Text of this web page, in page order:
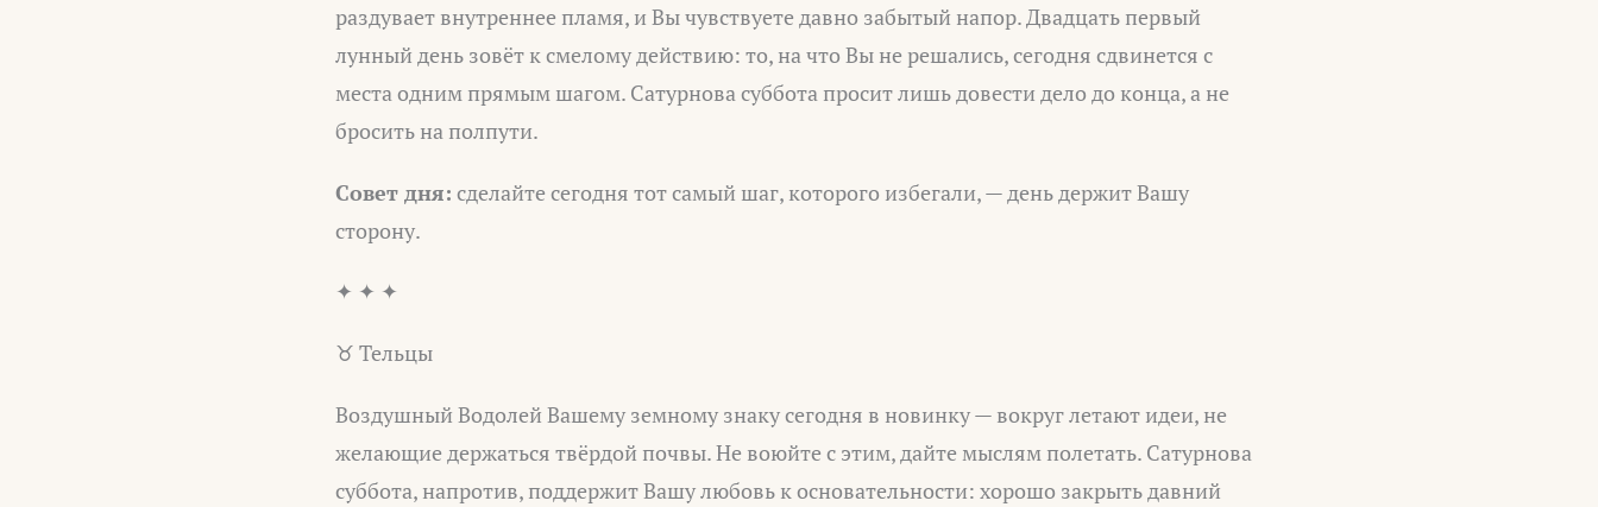
раздувает внутреннее пламя, и Вы чувствуете давно забытый напор. Двадцать первый
лунный день зовёт к смелому действию: то, на что Вы не решались, сегодня сдвинется с
места одним прямым шагом. Сатурнова суббота просит лишь довести дело до конца, а не
бросить на полпути.
Совет дня: сделайте сегодня тот самый шаг, которого избегали, — день держит Вашу
сторону.
✦ ✦ ✦
♉ Тельцы
Воздушный Водолей Вашему земному знаку сегодня в новинку — вокруг летают идеи, не
желающие держаться твёрдой почвы. Не воюйте с этим, дайте мыслям полетать. Сатурнова
суббота, напротив, поддержит Вашу любовь к основательности: хорошо закрыть давний